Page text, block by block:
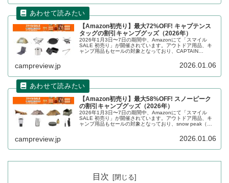
【Amazon初売り】最大72%OFF! キャプテンス
タッグの割引キャンプグッズ（2026年）
2026年1月3日〜7日の期間中、Amazonにて「スマイル
SALE 初売り」が開催されています。アウトドア用品、キ
ャンプ用品もセールの対象となっており、CAPTAIN
campreview.jp 2026.01.06
【Amazon初売り】最大58%OFF! スノーピーク
の割引キャンプグッズ（2026年）
2026年1月3日〜7日の期間中、Amazonにて「スマイル
SALE 初売り」が開催されています。アウトドア用品、キ
ャンプ用品もセールの対象となっており、snow peak（ス
campreview.jp 2026.01.06
目次